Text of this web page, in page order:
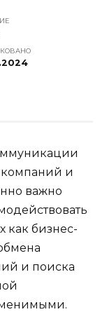
компаний и
важно
как бизнес-
и поиска